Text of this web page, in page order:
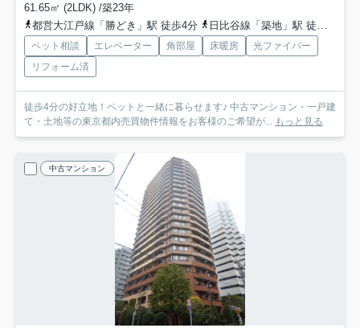
61.65㎡ (2LDK) /築23年
都営大江戸線「勝どき」駅 徒歩4分
日比谷線「築地」駅 徒歩18分
ペット相談 エレベーター 角部屋 床暖房
光ファイバー
リフォーム済
徒歩4分の好立地！ペットと一緒に暮らせます♪ 中古マンション・一戸建
て・土地等の東京都内売買物件情報をお客様のご希望が... もっと見る
中古マンション